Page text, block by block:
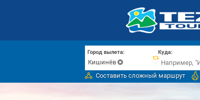
Город вылета:
Кишинёв
Куда:
Составить сложный маршрут